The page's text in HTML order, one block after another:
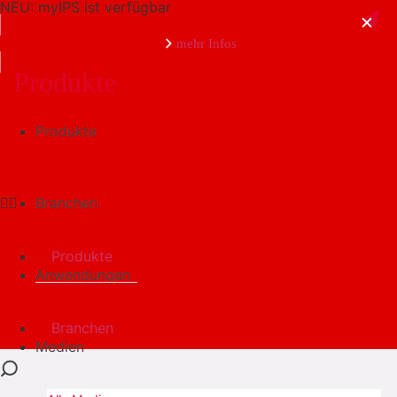
NEU: myIPS ist verfügbar
mehr Infos
Produkte
Branchen
Anwendungen
Medien
Produkte
Branchen
Produkte